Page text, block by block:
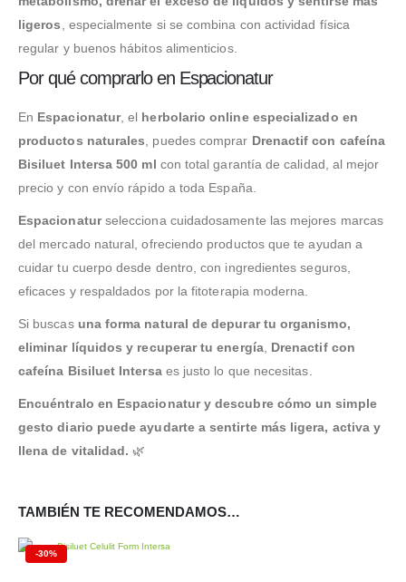
ligeros , especialmente si se combina con actividad física
regular y buenos hábitos alimenticios.
Por qué comprarlo en Espacionatur
En Espacionatur, el herbolario online especializado en
productos naturales , puedes comprar Drenactif con cafeína
Bisiluet Intersa 500 ml con total garantía de calidad, al mejor
precio y con envío rápido a toda España.
Espacionaturselecciona cuidadosamente las mejores marcas
del mercado natural, ofreciendo productos que te ayudan a
cuidar tu cuerpo desde dentro, con ingredientes seguros,
eficaces y respaldados por la fitoterapia moderna.
Si buscas una forma natural de depurar tu organismo,
eliminar líquidos y recuperar tu energía, Drenactif con
cafeína Bisiluet Intersaes justo lo que necesitas.
Encuéntralo en Espacionatur y descubre cómo un simple
gesto diario puede ayudarte a sentirte más ligera, activa y
llena de vitalidad. 🌿
TAMBIÉN TE RECOMENDAMOS…
-30%